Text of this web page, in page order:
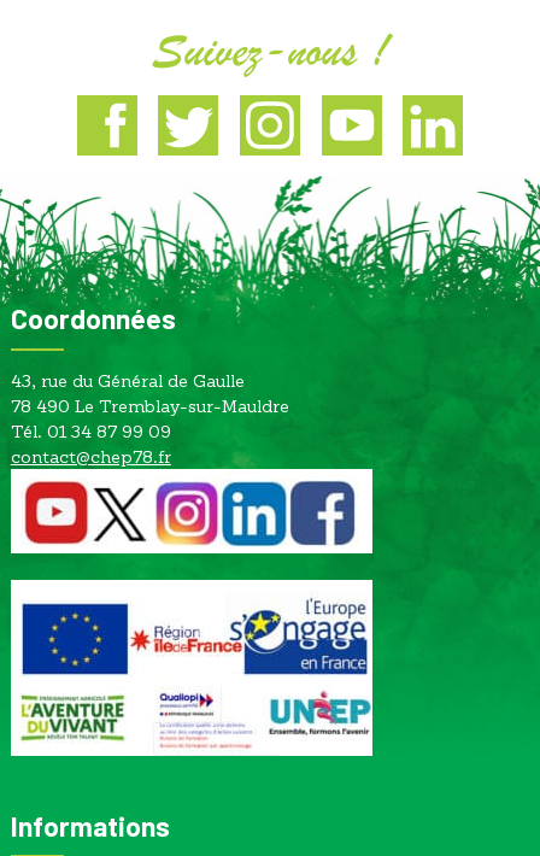
Suivez-nous !
Coordonnées
43, rue du Général de Gaulle
78 490 Le Tremblay-sur-Mauldre
Tél. 01 34 87 99 09
contact@chep78.fr
Informations